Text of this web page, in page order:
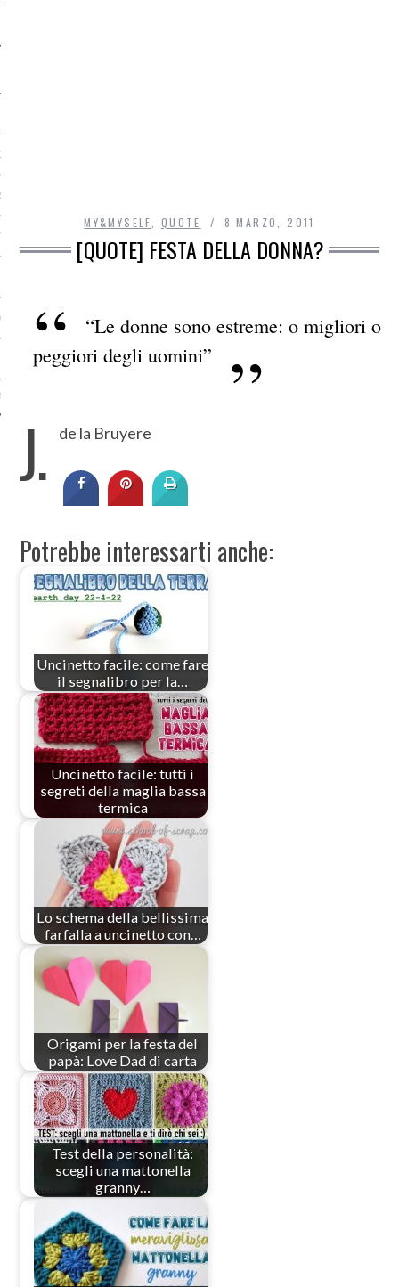
DI ACCESSO AI DATI
MY&MYSELF QUOTE 8 MARZO, 2011
[QUOTE] FESTA DELLA DONNA?
“Le donne sono estreme: o migliori o
peggiori degli uomini”
J. de la Bruyere
Potrebbe interessarti anche:
Uncinetto facile: come fare
il segnalibro per la…
Uncinetto facile: tutti i
segreti della maglia bassa
termica
Lo schema della bellissima
farfalla a uncinetto con…
Origami per la festa del
papà: Love Dad di carta
Test della personalità:
scegli una mattonella
granny…